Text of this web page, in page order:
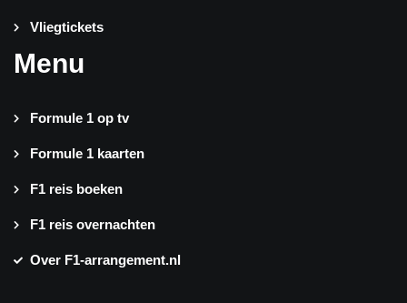
Vliegtickets
Menu
Formule 1 op tv
Formule 1 kaarten
F1 reis boeken
F1 reis overnachten
Over F1-arrangement.nl